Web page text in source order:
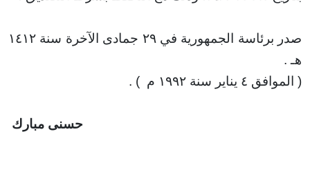
صدر برئاسة الجمهورية في ٢٩ جمادى الآخرة سنة ١٤١٢
يناير سنة ۱۹۹۲م ) .
حسنی مبارك